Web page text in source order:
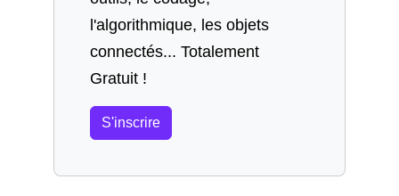
l'algorithmique, les objets
connectés... Totalement
Gratuit !
S'inscrire